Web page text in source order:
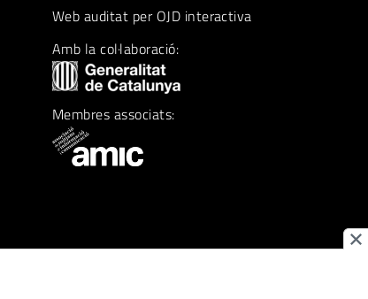
Web auditat per OJD interactiva
Amb la col·laboració:
Membres associats: